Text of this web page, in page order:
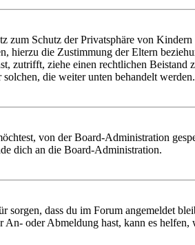
Schutz der Privatsphäre von
hierzu die Zustimmung der Eltern
zutrifft, ziehe einen rechtlichen Beistand
die weiter unten behandelt werden.
von der Board-Administration
dich an die Board-Administration.
dass du im Forum angemeldet
oder Abmeldung hast, kann es